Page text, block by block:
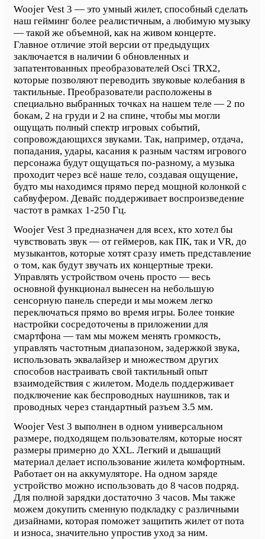
Woojer Vest 3 — это умный жилет, способный сделать
наш гейминг более реалистичным, а любимую музыку
— такой же объемной, как на живом концерте.
Главное отличие этой версии от предыдущих
заключается в наличии 6 обновленных и
запатентованных преобразователей Osci TRX2,
которые позволяют переводить звуковые колебания в
тактильные. Преобразователи расположены в
специально выбранных точках на нашем теле — 2 по
бокам, 2 на груди и 2 на спине, чтобы мы могли
ощущать полный спектр игровых событий,
сопровождающихся звуками. Так, например, отдача,
попадания, удары, касания к разным частям игрового
персонажа будут ощущаться по-разному, а музыка
проходит через всё наше тело, создавая ощущение,
будто мы находимся прямо перед мощной колонкой с
сабвуфером. Девайс поддерживает воспроизведение
частот в рамках 1-250 Гц.
Woojer Vest 3 предназначен для всех, кто хотел бы
чувствовать звук — от геймеров, как ПК, так и VR, до
музыкантов, которые хотят сразу иметь представление
о том, как будут звучать их концертные треки.
Управлять устройством очень просто — весь
основной функционал вынесен на небольшую
сенсорную панель спереди и мы можем легко
переключаться прямо во время игры. Более тонкие
настройки сосредоточены в приложении для
смартфона — там мы можем менять громкость,
управлять частотным диапазоном, задержкой звука,
использовать эквалайзер и множеством других
способов настраивать свой тактильный опыт
взаимодействия с жилетом. Модель поддерживает
подключение как беспроводных наушников, так и
проводных через стандартный разъем 3.5 мм.
Woojer Vest 3 выполнен в одном универсальном
размере, подходящем пользователям, которые носят
размеры примерно до XXL. Легкий и дышащий
материал делает использование жилета комфортным.
Работает он на аккумуляторе. На одном заряде
устройство можно использовать до 8 часов подряд.
Для полной зарядки достаточно 3 часов. Мы также
можем докупить сменную подкладку с различными
дизайнами, которая поможет защитить жилет от пота
и износа, значительно упростив уход за ним.